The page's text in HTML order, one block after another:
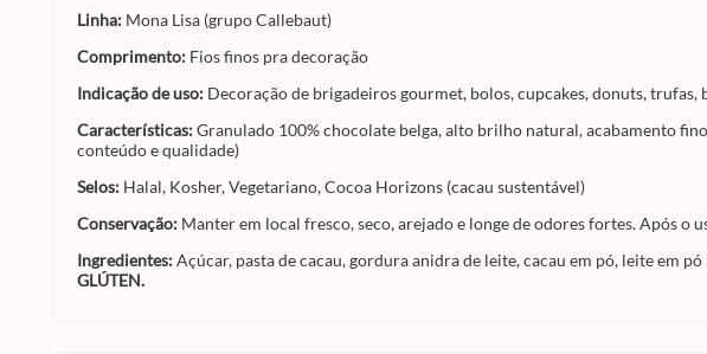
Linha: Mona Lisa (grupo Callebaut)
Comprimento: Fios finos pra decoração
Indicação de uso: Decoração de brigadeiros gourmet, bolos, cupcakes, donuts, trufas,
Características:Granulado 100% chocolate belga, alto brilho natural, acabamento
conteúdo e qualidade)
Selos: Halal, Kosher, Vegetariano, Cocoa Horizons (cacau sustentável)
Conservação: Manter em local fresco, seco, arejado e longe de odores fortes. Após o
Ingredientes:Açúcar, pasta de cacau, gordura anidra de leite, cacau em pó, leite em
GLÚTEN.